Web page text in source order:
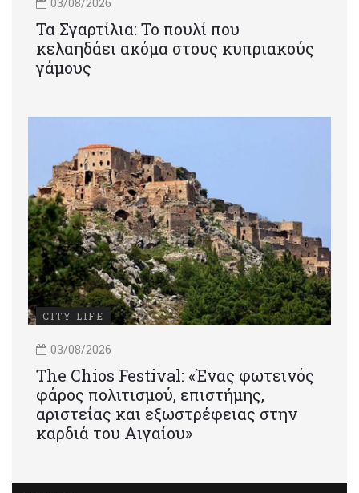
Τα Σγαρτίλια: Το πουλί που
κελαηδάει ακόμα στους κυπριακούς
γάμους
CITY LIFE
03/08/2026
Τhe Chios Festival: «Ένας φωτεινός
φάρος πολιτισμού, επιστήμης,
αριστείας και εξωστρέφειας στην
καρδιά του Αιγαίου»